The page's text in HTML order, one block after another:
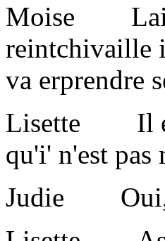
Moise
reintchivaille
va erprendre
Lisette Il est
qu'i' n'est pas
Judie Oui,